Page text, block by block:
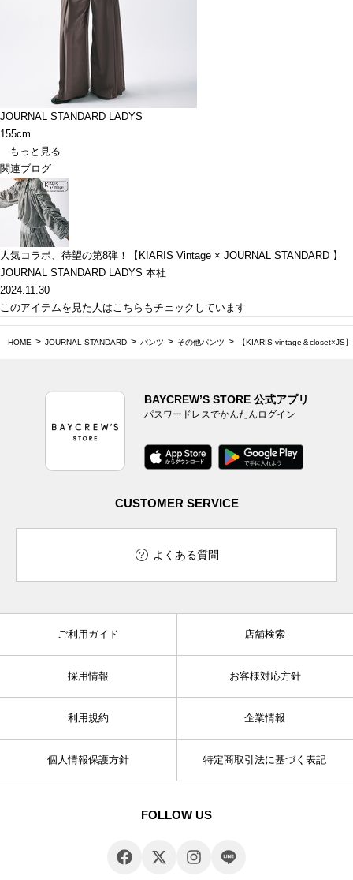
JOURNAL STANDARD LADYS
155cm
もっと見る
関連ブログ
人気コラボ、待望の第8弾！【KIARIS Vintage × JOURNAL STANDARD 】
JOURNAL STANDARD LADYS 本社
2024.11.30
このアイテムを見た人はこちらもチェックしています
HOME JOURNAL STANDARD パンツ その他パンツ 【KIARIS vintage＆closet×JS
BAYCREW’S STORE 公式アプリ
パスワードレスでかんたんログイン
CUSTOMER SERVICE
よくある質問
ご利用ガイド 店舗検索
採用情報 お客様対応方針
利用規約 企業情報
個人情報保護方針 特定商取引法に基づく表記
FOLLOW US